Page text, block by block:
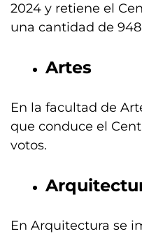
2024 y retiene el
una cantidad de
Artes
En la facultad de
que conduce el
votos.
En Arquitectura se